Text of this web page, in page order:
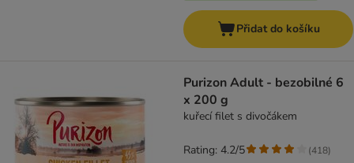
Přidat do košíku
Purizon Adult - bezobilné 6
x 200 g
kuřecí filet s divočákem
Rating: 4.2/5 (418)